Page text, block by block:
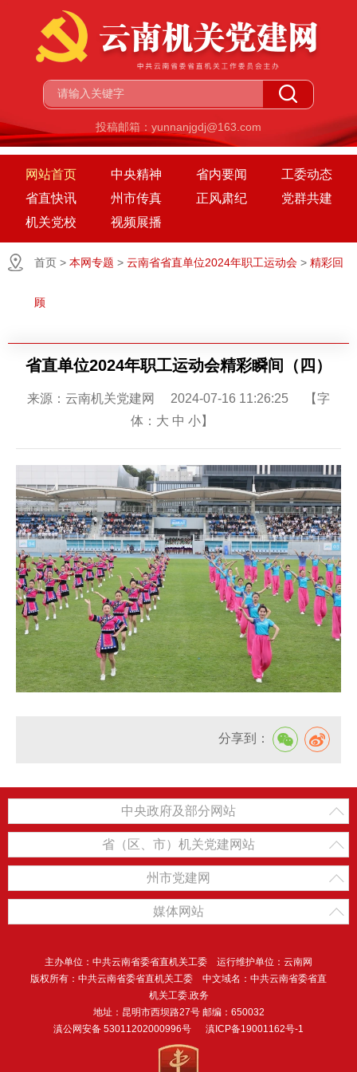
投稿邮箱：yunnanjgdj@163.com
网站首页 中央精神 省内要闻
工委动态
省直快讯
州市传真 正风肃纪
党群共建
机关党校
视频展播
首页 > 本网专题 > 云南省省直单位2024年职工运动会 > 精彩回
顾
省直单位2024年职工运动会精彩瞬间（四）
来源：云南机关党建网 2024-07-16 11:26:25 【字
体： 大 中 小】
分享到：
中央政府及部分网站
省（区、市）机关党建网站
州市党建网
媒体网站
主办单位：中共云南省委省直机关工委 运行维护单位：云南网
版权所有：中共云南省委省直机关工委 中文域名：中共云南省委省直
机关工委.政务
地址：昆明市西坝路27号 邮编：650032
滇公网安备 53011202000996号
滇ICP备19001162号-1